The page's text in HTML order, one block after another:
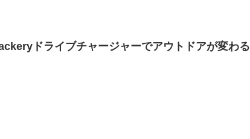
ドライブチャージャーでアウトドアが変わる